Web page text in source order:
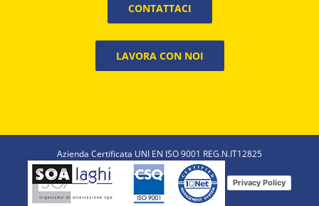
CONTATTACI
LAVORA CON NOI
Azienda Certificata UNI EN ISO 9001 REG.N.IT12825
Privacy Policy